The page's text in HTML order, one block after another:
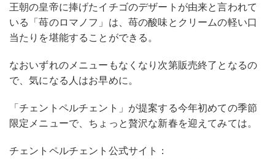
王朝の皇帝に捧げたイチゴのデザートが由来と言われて
いる「苺のロマノフ」は、苺の酸味とクリームの軽い口
当たりを堪能することができる。
なおいずれのメニューもなくなり次第販売終了となるの
で、気になる人はお早めに。
「チェントペルチェント」が提案する今年初めての季節
限定メニューで、ちょっと贅沢な新春を迎えてみては。
チェントペルチェント公式サイト：